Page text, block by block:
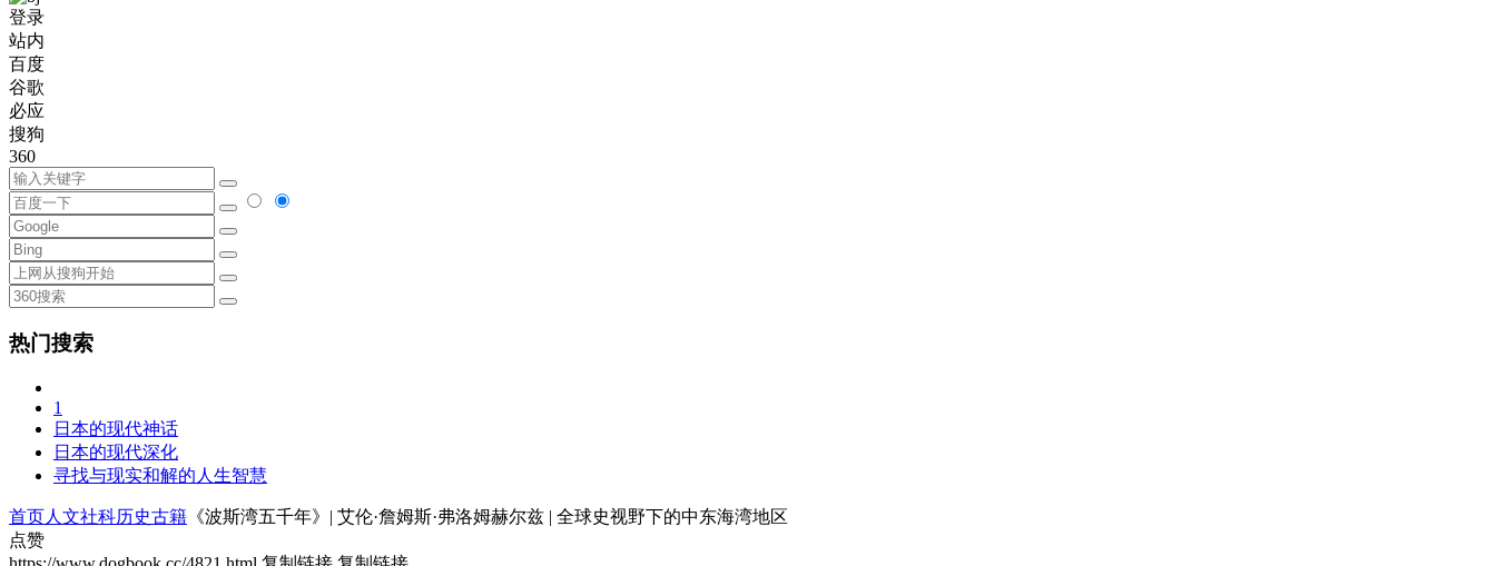
登录
站内
百度
谷歌
必应
搜狗
360
热门搜索
1
日本的现代神话
日本的现代深化
寻找与现实和解的人生智慧
首页人文社科历史古籍 《波斯湾五千年》| 艾伦·詹姆斯·弗洛姆赫尔兹 | 全球史视野下的中东海湾地区
点赞